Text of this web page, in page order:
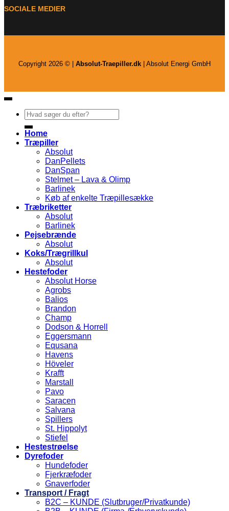
SOCIALE MEDIER
Copyright 2026 © | Absolut-Traepiller.dk | Absolut Energi GmbH
Søg
efter:
Home
Træpiller
Absolut
DanPellets
DanSpan
Stelmet – Lava & Olimp
Barlinek
Køb af enkelte Træpillesække
Træbriketter
Absolut
Barlinek
Pejsebrænde
Absolut
Koks/Trægrillkul
Absolut
Hestefoder
Absolut Horse
Agrobs
Balios
Brandon
Champ
Dodson & Horrell
Eggersmann
Equsana
Havens
Höveler
Krafft
Marstall
Pavo
Saracen
Salvana
Spillers
St. Hippolyt
Stiefel
Hestestrøelse
Dyrefoder
Hundefoder
Fjerkræfoder
Gnaverfoder
Transport / Fragt
B2C – KUNDE (Slutbruger/Privatkunde)